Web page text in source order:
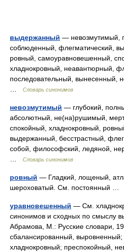
выдержанный — невозмутимый,
соблюденный, флегматический,
ровный, самоуравновешенный,
хладнокровный, неавантюрный,
последовательный, вынесенный,
Словарь синонимов
невозмутимый — глубокий,
абсолютный, не(на)рушимый,
спокойный, хладнокровный,
выдержанный, бесстрастный,
собой, философский, ледяной,
Словарь синонимов
ровный — Гладкий, лощеный,
шероховатый. См. постоянный …
уравновешенный — См.
синонимов и сходных по смыслу
Абрамова, М.: Русские словари,
сбалансированный, выровненный;
хладнокровный; преспокойный,